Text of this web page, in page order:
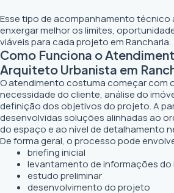
Esse tipo de acompanhamento técnico
enxergar melhor os limites,
viáveis para cada projeto em Rancharia.
Como Funciona o
Arquiteto Urbanista em
O atendimento costuma começar com
necessidade do cliente, análise do
definição dos objetivos do projeto. A
desenvolvidas soluções alinhadas ao
do espaço e ao nível de detalhamento
De forma geral, o processo pode
briefing inicial
levantamento de informações do
estudo preliminar
desenvolvimento do projeto